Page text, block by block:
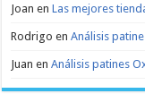
Joan enLas mejores
Rodrigo enAnálisis
Juan enAnálisis patines